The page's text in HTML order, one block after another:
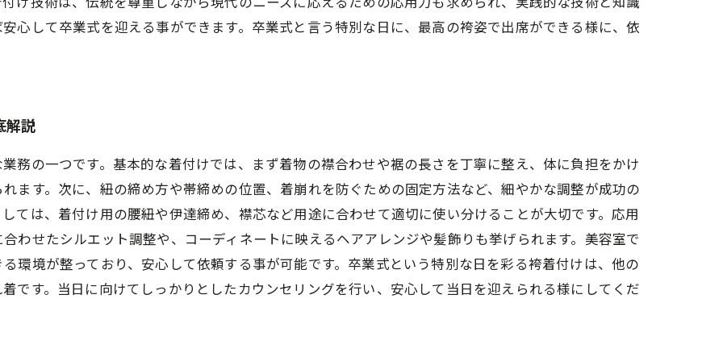
心して卒業式を迎える事ができます。卒業式と言う特別な日に、最高の袴姿で出席ができる様に、依
解説
務の一つです。基本的な着付けでは、まず着物の襟合わせや裾の長さを丁寧に整え、体に負担をかけ
ます。次に、紐の締め方や帯締めの位置、着崩れを防ぐための固定方法など、細やかな調整が成功の
ては、着付け用の腰紐や伊達締め、襟芯など用途に合わせて適切に使い分けることが大切です。応用
わせたシルエット調整や、コーディネートに映えるヘアアレンジや髪飾りも挙げられます。美容室で
環境が整っており、安心して依頼する事が可能です。卒業式という特別な日を彩る袴着付けは、他の
です。当日に向けてしっかりとしたカウンセリングを行い、安心して当日を迎えられる様にしてくだ